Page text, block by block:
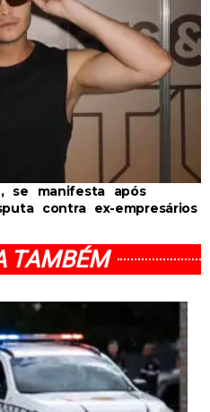
se manifesta após
contra ex-empresários
TAMBÉM